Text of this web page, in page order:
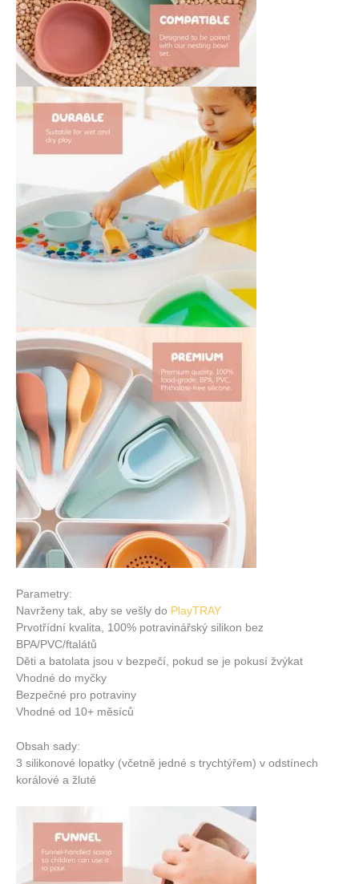
Parametry:
Navrženy tak, aby se vešly do PlayTRAY
Prvotřídní kvalita, 100% potravinářský silikon bez
BPA/PVC/ftalátů
Děti a batolata jsou v bezpečí, pokud se je pokusí žvýkat
Vhodné do myčky
Bezpečné pro potraviny
Vhodné od 10+ měsíců
Obsah sady:
3 silikonové lopatky (včetně jedné s trychtýřem) v odstínech
korálové a žluté